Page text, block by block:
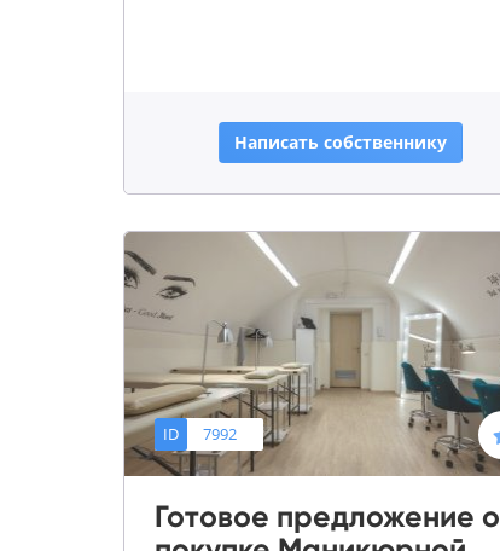
Написать собственнику
ID 7992
Готовое предложение о